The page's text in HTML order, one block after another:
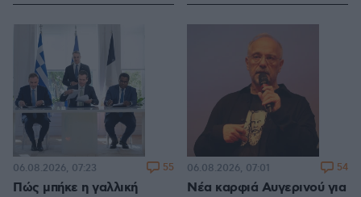
Πώς μπήκε η γαλλική
06.08.2026, 07:23 55
Νέα καρφιά Αυγερινού για
06.08.2026, 07:01 54